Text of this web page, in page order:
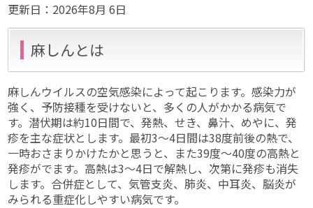
更新日： 2026年8月 6日
麻しんとは
麻しんウイルスの空気感染によって起こります。感染力が
強く、予防接種を受けないと、多くの人がかかる病気で
す。潜伏期は約10日間で、発熱、せき、鼻汁、めやに、発
疹を主な症状とします。最初3〜4日間は38度前後の熱で、
一時おさまりかけたかと思うと、また39度〜40度の高熱と
発疹がでます。高熱は3〜4日で解熱し、次第に発疹も消失
します。合併症として、気管支炎、肺炎、中耳炎、脳炎が
みられる重症化しやすい病気です。